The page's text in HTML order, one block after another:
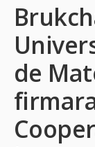
de